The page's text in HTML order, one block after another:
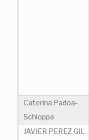
Caterina Padoa-
Schioppa
JAVIER PEREZ GIL